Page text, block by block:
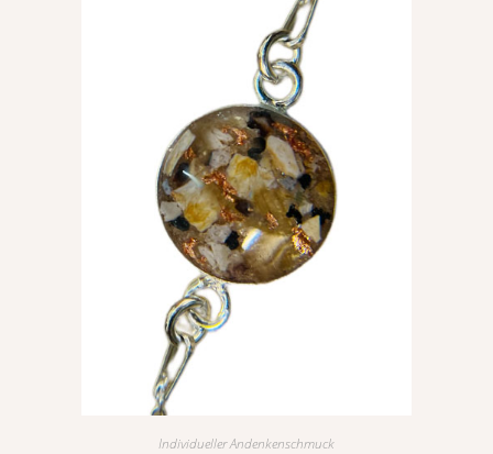
Individueller Andenkenschmuck